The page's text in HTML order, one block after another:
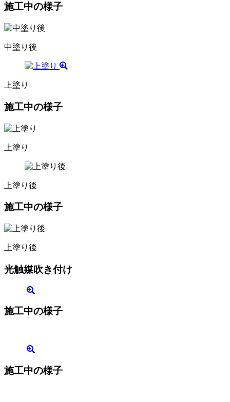
施工中の様子
中塗り後
上塗り
施工中の様子
上塗り
上塗り後
施工中の様子
上塗り後
光触媒吹き付け
施工中の様子
施工中の様子